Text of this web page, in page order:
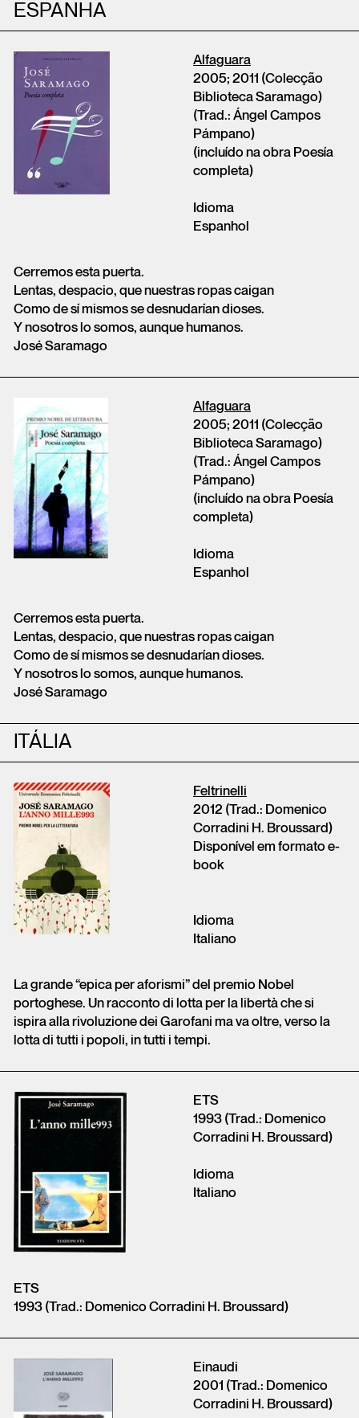
ESPANHA
Alfaguara
2005; 2011 (Colecção
Biblioteca Saramago)
(Trad.: Ángel Campos
Pámpano)
(incluído na obra Poesía
completa)
Idioma
Espanhol
Cerremos esta puerta.
Lentas, despacio, que nuestras ropas caigan
Como de sí mismos se desnudarían dioses.
Y nosotros lo somos, aunque humanos.
José Saramago
Alfaguara
2005; 2011 (Colecção
Biblioteca Saramago)
(Trad.: Ángel Campos
Pámpano)
(incluído na obra Poesía
completa)
Idioma
Espanhol
Cerremos esta puerta.
Lentas, despacio, que nuestras ropas caigan
Como de sí mismos se desnudarían dioses.
Y nosotros lo somos, aunque humanos.
José Saramago
ITÁLIA
Feltrinelli
2012 (Trad.: Domenico
Corradini H. Broussard)
Disponível em formato e-
book
Idioma
Italiano
La grande “epica per aforismi” del premio Nobel
portoghese. Un racconto di lotta per la libertà che si
ispira alla rivoluzione dei Garofani ma va oltre, verso la
lotta di tutti i popoli, in tutti i tempi.
ETS
1993 (Trad.: Domenico
Corradini H. Broussard)
Idioma
Italiano
ETS
1993 (Trad.: Domenico Corradini H. Broussard)
Einaudi
2001 (Trad.: Domenico
Corradini H. Broussard)